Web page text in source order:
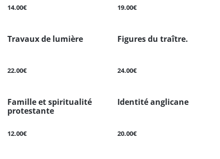
14.00€ 19.00€
Travaux de lumière
22.00€
Figures du traître.
24.00€
Famille et spiritualité
protestante
12.00€
Identité anglicane
20.00€